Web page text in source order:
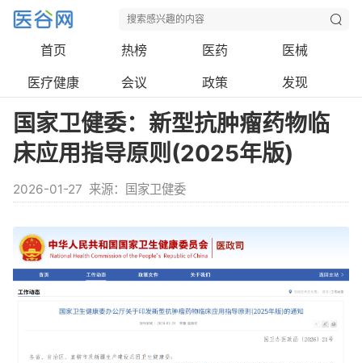
首页 热榜 医药
医械
医疗健康
会议 政策 发现
国家卫健委：新型抗肿瘤药物临
床应用指导原则(2025年版)
2026-01-27 来源：国家卫健委